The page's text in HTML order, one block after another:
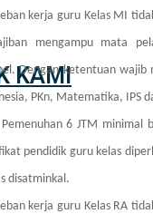
KAMI
kerja guru Kelas MI
mengampu mata
Dengan ketentuan wajib
PKn, Matematika, IPS
Pemenuhan 6 JTM minimal
pendidik guru kelas
disatminkal.
kerja guru Kelas RA